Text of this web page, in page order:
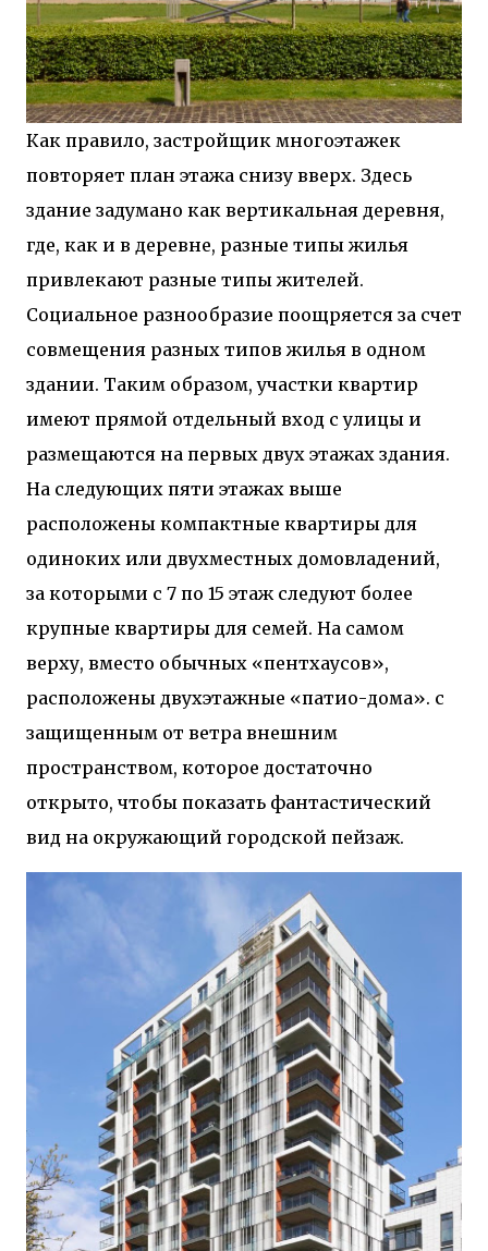
Как правило, застройщик многоэтажек
повторяет план этажа снизу вверх. Здесь
здание задумано как вертикальная деревня,
где, как и в деревне, разные типы жилья
привлекают разные типы жителей.
Социальное разнообразие поощряется за счет
совмещения разных типов жилья в одном
здании. Таким образом, участки квартир
имеют прямой отдельный вход с улицы и
размещаются на первых двух этажах здания.
На следующих пяти этажах выше
расположены компактные квартиры для
одиноких или двухместных домовладений,
за которыми с 7 по 15 этаж следуют более
крупные квартиры для семей. На самом
верху, вместо обычных «пентхаусов»,
расположены двухэтажные «патио-дома». с
защищенным от ветра внешним
пространством, которое достаточно
открыто, чтобы показать фантастический
вид на окружающий городской пейзаж.